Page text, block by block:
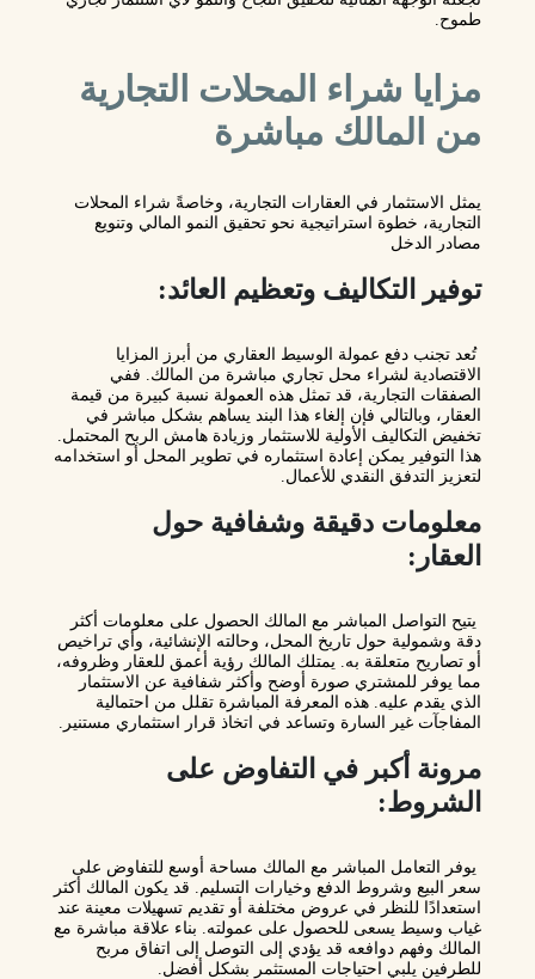
طموح.
مزايا شراء المحلات التجارية
من المالك مباشرة
يمثل الاستثمار في العقارات التجارية، وخاصةً شراء المحلات
التجارية، خطوة استراتيجية نحو تحقيق النمو المالي وتنويع
مصادر الدخل
توفير التكاليف وتعظيم العائد:
تُعد تجنب دفع عمولة الوسيط العقاري من أبرز المزايا
الاقتصادية لشراء محل تجاري مباشرة من المالك. ففي
الصفقات التجارية، قد تمثل هذه العمولة نسبة كبيرة من قيمة
العقار، وبالتالي فإن إلغاء هذا البند يساهم بشكل مباشر في
تخفيض التكاليف الأولية للاستثمار وزيادة هامش الربح المحتمل.
هذا التوفير يمكن إعادة استثماره في تطوير المحل أو استخدامه
لتعزيز التدفق النقدي للأعمال.
معلومات دقيقة وشفافية حول
العقار:
يتيح التواصل المباشر مع المالك الحصول على معلومات أكثر
دقة وشمولية حول تاريخ المحل، وحالته الإنشائية، وأي تراخيص
أو تصاريح متعلقة به. يمتلك المالك رؤية أعمق للعقار وظروفه،
مما يوفر للمشتري صورة أوضح وأكثر شفافية عن الاستثمار
الذي يقدم عليه. هذه المعرفة المباشرة تقلل من احتمالية
المفاجآت غير السارة وتساعد في اتخاذ قرار استثماري مستنير.
مرونة أكبر في التفاوض على
الشروط:
يوفر التعامل المباشر مع المالك مساحة أوسع للتفاوض على
سعر البيع وشروط الدفع وخيارات التسليم. قد يكون المالك أكثر
استعدادًا للنظر في عروض مختلفة أو تقديم تسهيلات معينة عند
غياب وسيط يسعى للحصول على عمولته. بناء علاقة مباشرة مع
المالك وفهم دوافعه قد يؤدي إلى التوصل إلى اتفاق مربح
للطرفين يلبي احتياجات المستثمر بشكل أفضل.